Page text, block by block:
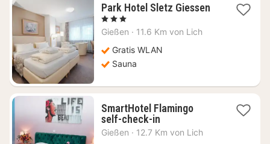
Park Hotel Sletz Giessen1
, 3 Sterne
Gießen · 11.6 Km von Lich
Gratis WLAN
Sauna
SmartHotel Flamingo
self-check-in1
Nacht
Gießen · 12.7 Km von Lich